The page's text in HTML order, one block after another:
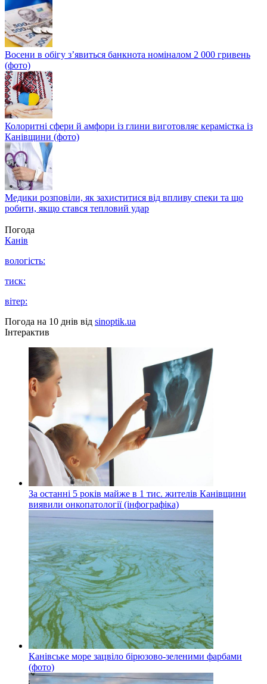
Восени в обігу з’явиться банкнота номіналом 2 000 гривень
(фото)
Колоритні сфери й амфори із глини виготовляє керамістка із
Канівщини (фото)
Медики розповіли, як захиститися від впливу спеки та що
робити, якщо стався тепловий удар
Погода
Канів
вологість:
тиск:
вітер:
Погода на 10 днів від sinoptik.ua
Інтерактив
За останні 5 років майже в 1 тис. жителів Канівщини
виявили онкопатології (інфографіка)
Канівське море зацвіло бірюзово-зеленими фарбами
(фото)